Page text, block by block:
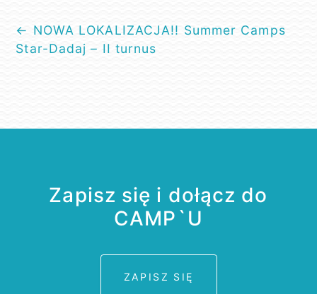
Blog
navigation
← NOWA LOKALIZACJA!! Summer Camps
Star-Dadaj – II turnus
Zapisz się i dołącz do
CAMP`U
ZAPISZ SIĘ